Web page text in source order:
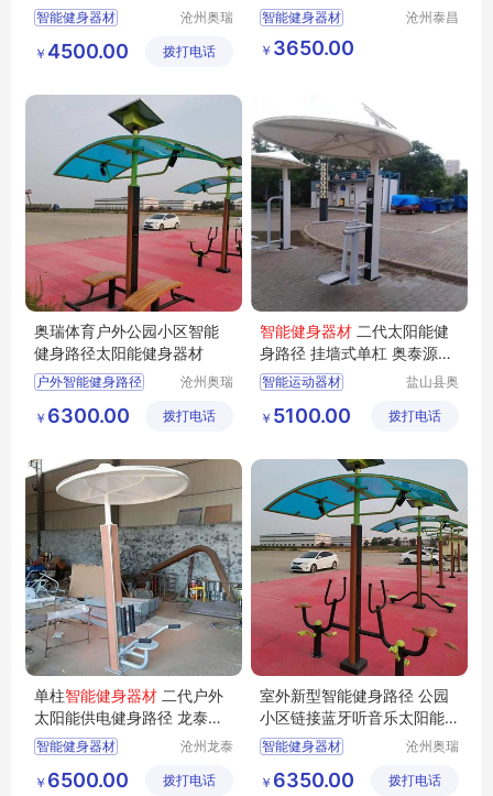
智能健身器材
户外智能运动器材
智慧健身路径厂家
沧州奥瑞
制造有限
￥ 4500.00 拨打电话
路径行业
智能健身器材
智慧健身器材
智能健身路径
沧州泰昌
￥ 3650.00
奥瑞体育户外公园小区智能
健身路径太阳能健身器材
户外智能健身路径
户外智能健身器材
智能健身路径厂家
沧州奥瑞
制造有限
￥ 6300.00 拨打电话
智能健身器材 二代太阳能健
身路径 挂墙式单杠 奥泰源头
工厂加工定制
智能运动器材
户外太阳能智能健身器材
新型智能健身器材
盐山县奥
材厂
￥ 5100.00 拨打电话
单柱智能健身器材 二代户外
太阳能供电健身路径 龙泰体
育
智能健身器材
太阳能景观智能健身器材厂家
沧州龙泰
有限公司
￥ 6500.00 拨打电话
室外新型智能健身路径 公园
小区链接蓝牙听音乐太阳能
健身器材
智能健身器材
智能健身路径
沧州奥瑞
制造有限
￥ 6350.00 拨打电话